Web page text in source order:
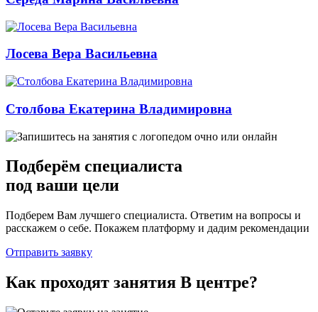
Лосева Вера Васильевна
Столбова Екатерина Владимировна
Подберём специалиста
под ваши цели
Подберем Вам лучшего специалиста. Ответим на вопросы и
расскажем о себе. Покажем платформу и дадим рекомендации
Отправить заявку
Как проходят занятия В центре?